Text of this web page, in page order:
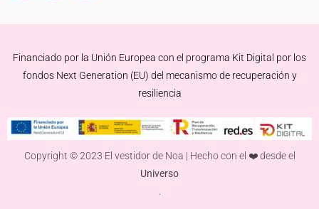
e
o
k
t
r
a
Financiado por la Unión Europea con el programa Kit Digital por los
fondos Next Generation (EU) del mecanismo de recuperación y
resiliencia
Copyright © 2023 El vestidor de Noa | Hecho con el ❤️ desde el
Universo